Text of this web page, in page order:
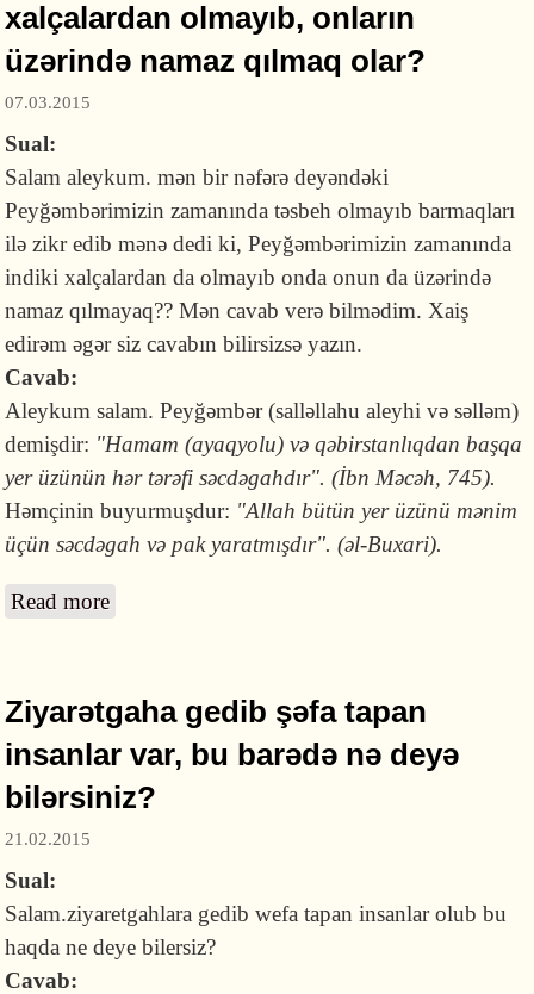
xalçalardan olmayıb, onların
üzərində namaz qılmaq olar?
07.03.2015
Sual:
Salam aleykum. mən bir nəfərə deyəndəki
Peyğəmbərimizin zamanında təsbeh olmayıb barmaqları
ilə zikr edib mənə dedi ki, Peyğəmbərimizin zamanında
indiki xalçalardan da olmayıb onda onun da üzərində
namaz qılmayaq?? Mən cavab verə bilmədim. Xaiş
edirəm əgər siz cavabın bilirsizsə yazın.
Cavab:
Aleykum salam. Peyğəmbər (salləllahu aleyhi və səlləm)
demişdir: "Hamam (ayaqyolu) və qəbirstanlıqdan başqa
yer üzünün hər tərəfi səcdəgahdır". (İbn Məcəh, 745).
Həmçinin buyurmuşdur: "Allah bütün yer üzünü mənim
üçün səcdəgah və pak yaratmışdır". (əl-Buxari).
Read more
Ziyarətgaha gedib şəfa tapan
insanlar var, bu barədə nə deyə
bilərsiniz?
21.02.2015
Sual:
Salam.ziyaretgahlara gedib wefa tapan insanlar olub bu
haqda ne deye bilersiz?
Cavab: